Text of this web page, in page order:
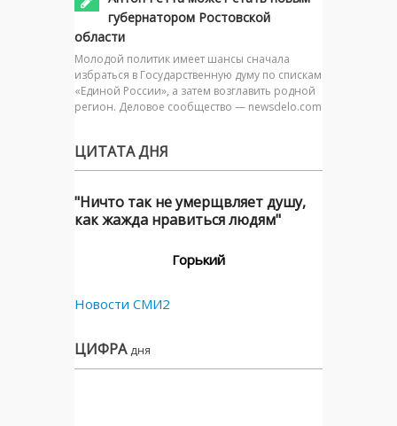
губернатором Ростовской
области
Молодой политик имеет шансы сначала
избраться в Государственную думу по спискам
«Единой России», а затем возглавить родной
регион. Деловое сообщество — newsdelo.com
ЦИТАТА ДНЯ
"Ничто так не умерщвляет душу,
как жажда нравиться людям"
Горький
Новости СМИ2
ЦИФРА дня